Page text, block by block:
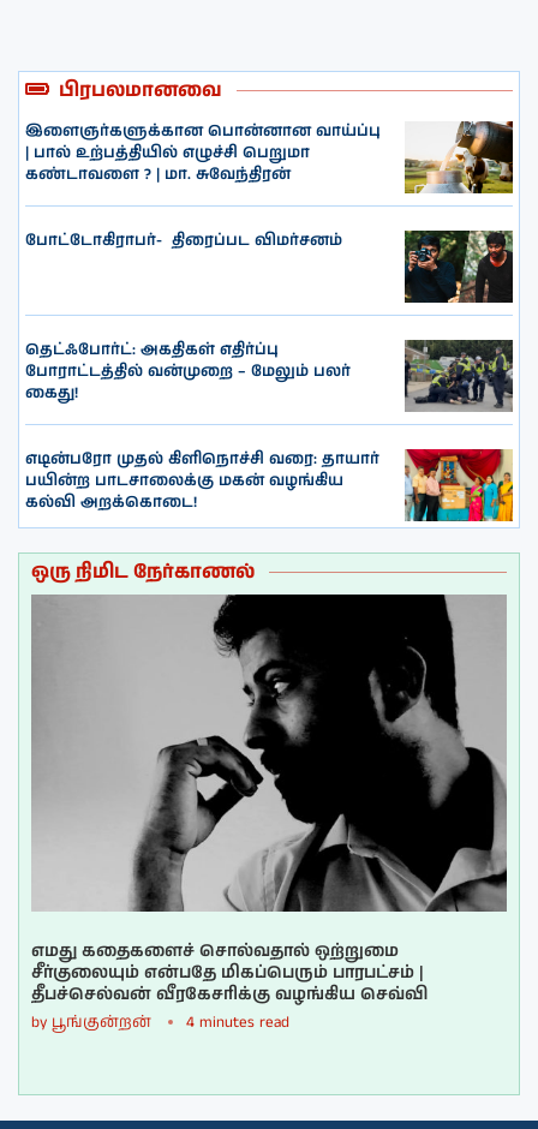
பிரபலமானவை
இளைஞர்களுக்கான பொன்னான வாய்ப்பு
| பால் உற்பத்தியில் எழுச்சி பெறுமா
கண்டாவளை ? | மா. சுவேந்திரன்
போட்டோகிராபர்- ‌ திரைப்பட விமர்சனம்
தெட்ஃபோர்ட்: அகதிகள் எதிர்ப்பு
போராட்டத்தில் வன்முறை – மேலும் பலர்
கைது!
எடின்பரோ முதல் கிளிநொச்சி வரை: தாயார்
பயின்ற பாடசாலைக்கு மகன் வழங்கிய
கல்வி அறக்கொடை!
ஒரு நிமிட நேர்காணல்
எமது கதைகளைச் சொல்வதால் ஒற்றுமை
சீர்குலையும் என்பதே மிகப்பெரும் பாரபட்சம் |
தீபச்செல்வன் வீரகேசரிக்கு வழங்கிய செவ்வி
by பூங்குன்றன் 4 minutes read